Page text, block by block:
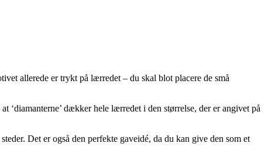
allerede er trykt på lærredet – du skal blot placere de små
‘diamanterne’ dækker hele lærredet i den størrelse, der er angivet på
Det er også den perfekte gaveidé, da du kan give den som et